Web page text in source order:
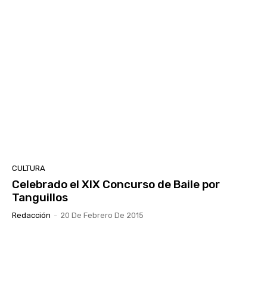
CULTURA
Celebrado el XIX Concurso de Baile por
Tanguillos
Redacción - 20 De Febrero De 2015